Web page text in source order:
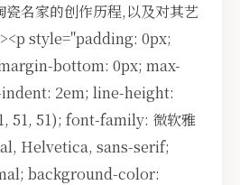
瓷名家的创作历程,以及对其艺
style="padding: 0px;
bottom: 0px; max-
2em; line-height:
51, 51); font-family: 微软雅
Helvetica, sans-serif;
background-color: